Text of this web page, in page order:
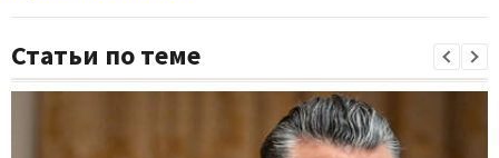
Статьи по теме